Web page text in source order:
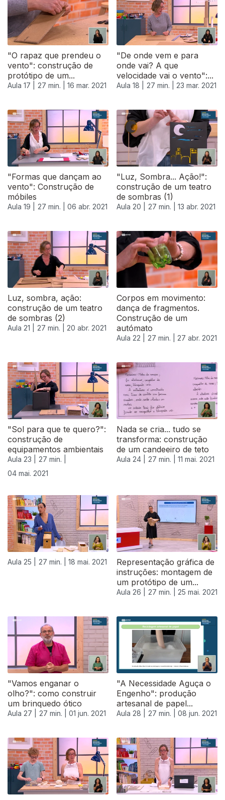
"O rapaz que prendeu o
vento": construção de
protótipo de um...
Aula 17 | 27 min. | 16 mar. 2021
"De onde vem e para
onde vai? A que
velocidade vai o vento":...
Aula 18 | 27 min. | 23 mar. 2021
"Formas que dançam ao
vento": Construção de
móbiles
Aula 19 | 27 min. | 06 abr. 2021
"Luz, Sombra... Ação!":
construção de um teatro
de sombras (1)
Aula 20 | 27 min. | 13 abr. 2021
Luz, sombra, ação:
construção de um teatro
de sombras (2)
Aula 21 | 27 min. | 20 abr. 2021
Corpos em movimento:
dança de fragmentos.
Construção de um
autómato
Aula 22 | 27 min. | 27 abr. 2021
539836
"Sol para que te quero?":
construção de
equipamentos ambientais
Aula 23 |
27 min. |
04 mai. 2021
Nada se cria... tudo se
transforma: construção
de um candeeiro de teto
Aula 24 | 27 min. | 11 mai. 2021
Aula 25 | 27 min. | 18 mai. 2021
Representação gráfica de
instruções: montagem de
um protótipo de um...
Aula 26 | 27 min. | 25 mai. 2021
"Vamos enganar o
olho?": como construir
um brinquedo ótico
Aula 27 | 27 min. | 01 jun. 2021
"A Necessidade Aguça o
Engenho": produção
artesanal de papel...
Aula 28 | 27 min. | 08 jun. 2021